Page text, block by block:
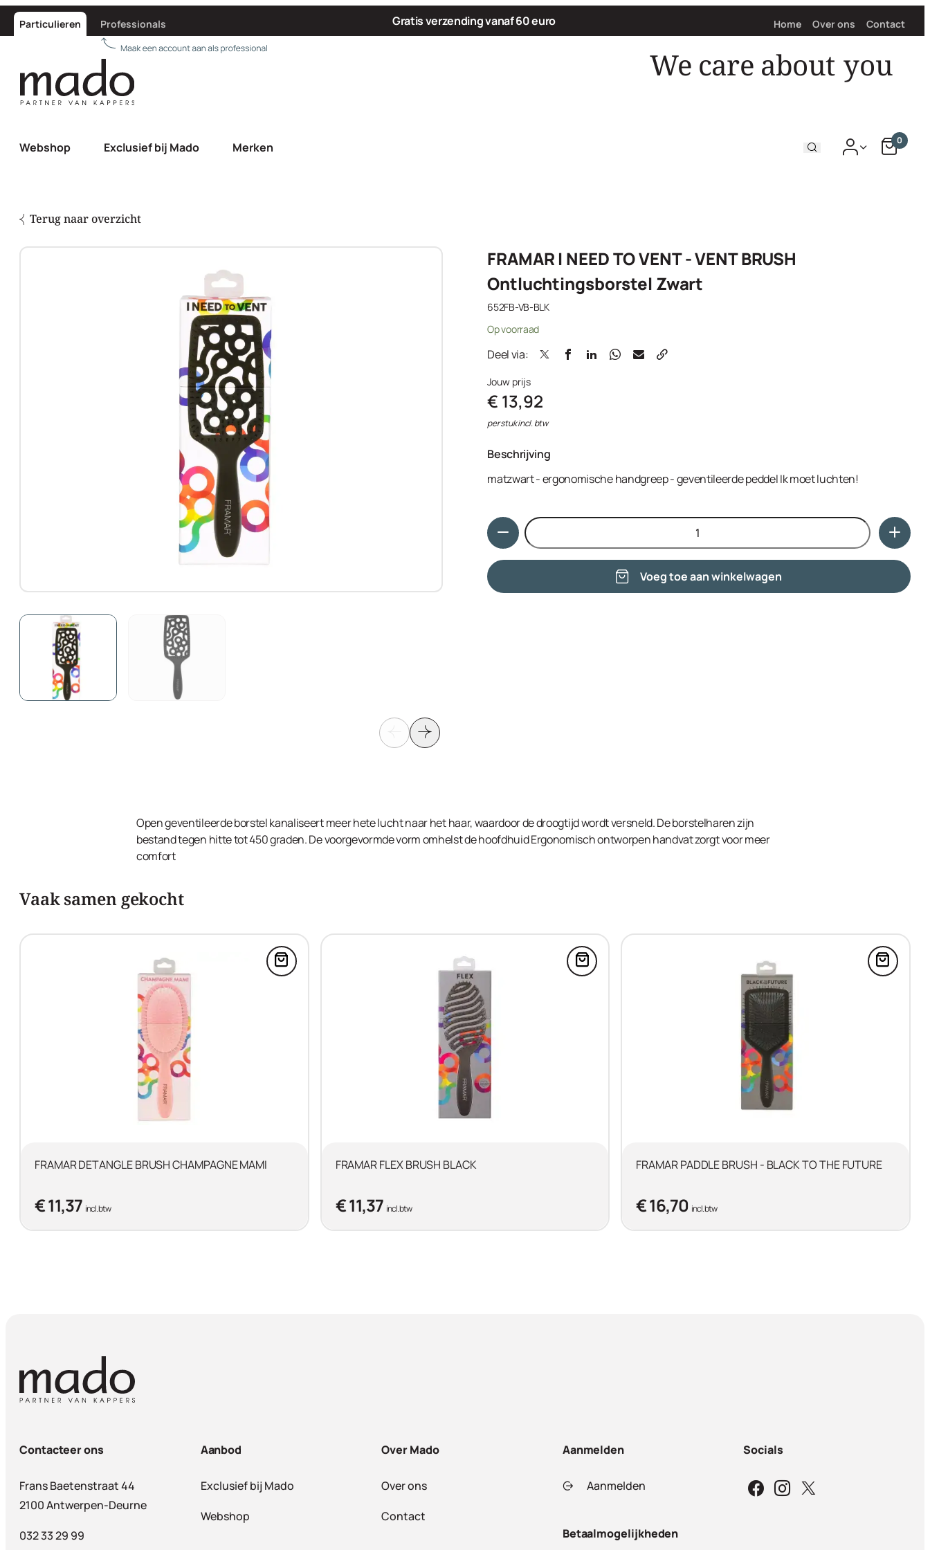
Particulieren Professionals Gratis verzending vanaf 60 euro Home Over ons Contact
We care about
Webshop Exclusief bij Mado Merken 0
Terug naar overzicht
FRAMAR I NEED TO VENT - VENT BRUSH
Ontluchtingsborstel Zwart
652FB-VB-BLK
Op voorraad
Deel via:
Jouw prijs
€ 13,92
per stuk incl. btw
Beschrijving
matzwart - ergonomische handgreep - geventileerde peddel Ik moet luchten!
Hoeveelheid
Voeg toe aan winkelwagen
Open geventileerde borstel kanaliseert meer hete lucht naar het haar, waardoor de droogtijd wordt versneld. De borstelharen zijn
bestand tegen hitte tot 450 graden. De voorgevormde vorm omhelst de hoofdhuid Ergonomisch ontworpen handvat zorgt voor meer
comfort
Vaak samen gekocht
Voeg FRAMAR DETANGLE BRUSH CHAMPAGNE MAMI in de winkelwagen
FRAMAR DETANGLE BRUSH CHAMPAGNE MAMI
€ 11,37 incl. btw
Voeg FRAMAR FLEX BRUSH BLACK in de winkelwagen
FRAMAR FLEX BRUSH BLACK
€ 11,37 incl. btw
Voeg
FRAMAR PADDLE BRUSH - BLACK TO THE FUTURE
€ 16,70 incl. btw
Contacteer ons
Frans Baetenstraat 44
2100 Antwerpen-Deurne
032 33 29 99
Aanbod
Exclusief bij Mado
Webshop
Over Mado
Over ons
Contact
Aanmelden
Aanmelden
Betaalmogelijkheden
Socials